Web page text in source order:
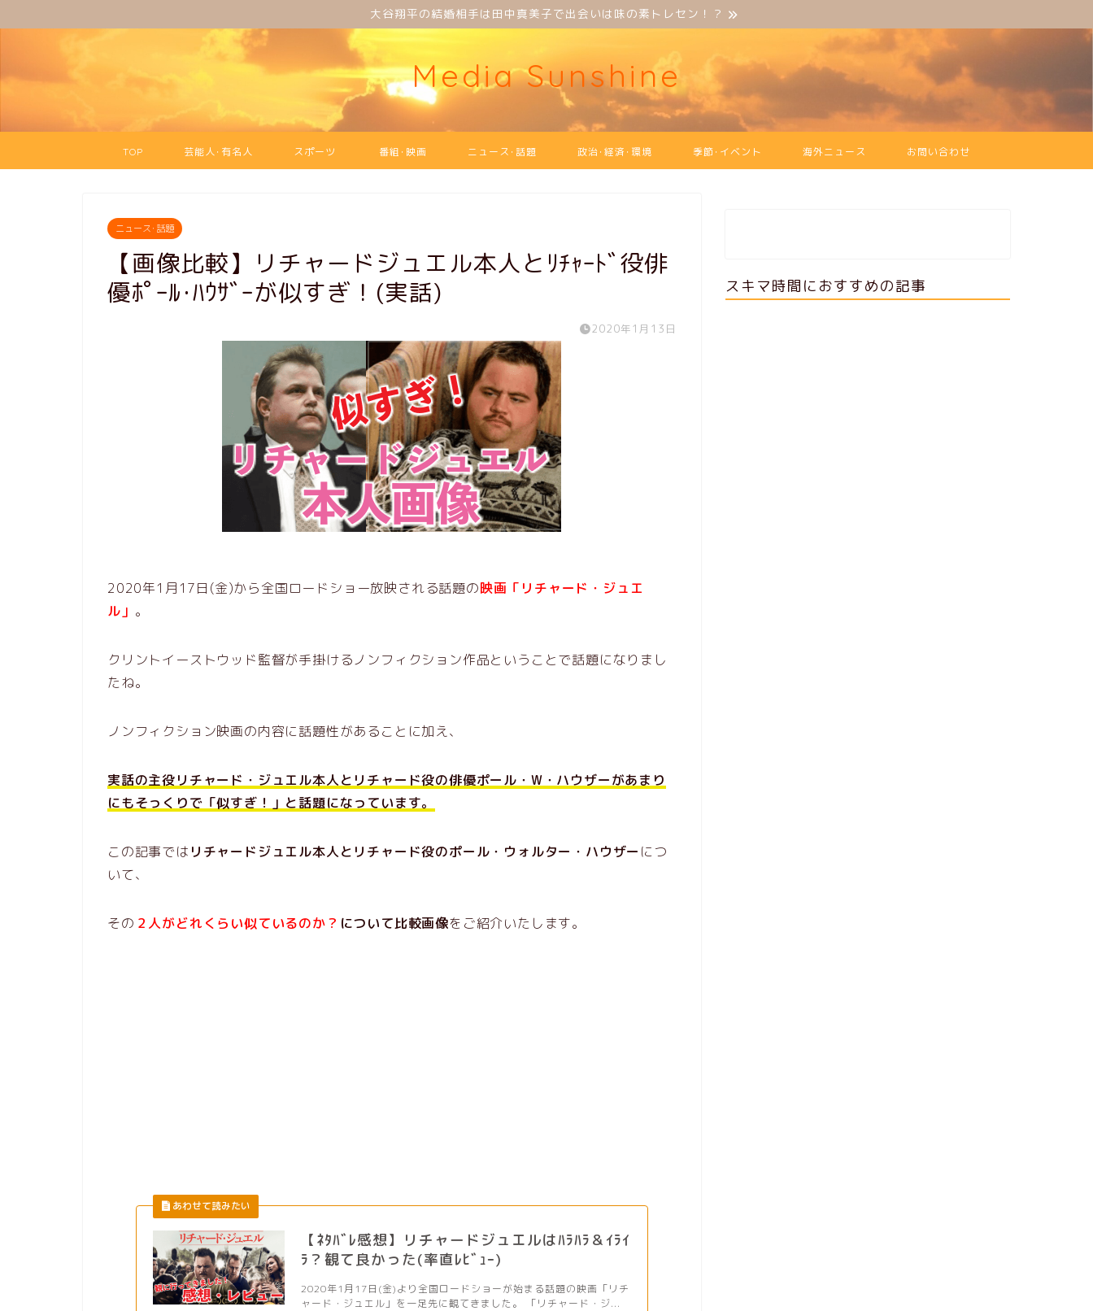
大谷翔平の結婚相手は田中真美子で出会いは味の素トレセン！？
Media Sunshine
TOP 芸能人･有名人 スポーツ 番組･映画 ニュース･話題 政治･経済･環境 季節･イベント 海外ニュース お問い合わせ
ニュース･話題
【画像比較】リチャードジュエル本人とﾘﾁｬｰﾄﾞ役俳
優ﾎﾟｰﾙ･ﾊｳｻﾞｰが似すぎ！(実話)
2020年1月13日
2020年1月17日(金)から全国ロードショー放映される話題の映画「リチャード・ジュエ
ル」 。
クリントイーストウッド監督が手掛けるノンフィクション作品ということで話題になりまし
たね。
ノンフィクション映画の内容に話題性があることに加え、
実話の主役リチャード・ジュエル本人とリチャード役の俳優ポール・W・ハウザーがあまり
にもそっくりで「似すぎ！」と話題になっています。
この記事では リチャードジュエル本人とリチャード役のポール・ウォルター・ハウザー につ
いて、
その ２人がどれくらい似ているのか？ について比較画像をご紹介いたします。
【ﾈﾀﾊﾞﾚ感想】リチャードジュエルはﾊﾗﾊﾗ＆ｲﾗｲ
ﾗ？観て良かった(率直ﾚﾋﾞｭｰ)
2020年1月17日(金)より全国ロードショーが始まる話題の映画「リチ
ャード・ジュエル」を一足先に観てきました。 「リチャード・ジ...
スキマ時間におすすめの記事